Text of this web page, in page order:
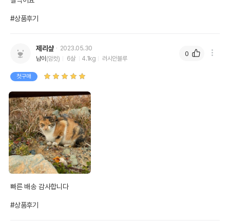
#상품후기
제리샾
2023.05.30
냠이 (암컷) 6살 4.1kg 러시안블루
첫구매
빠른 배송 감사합니다
#상품후기
0